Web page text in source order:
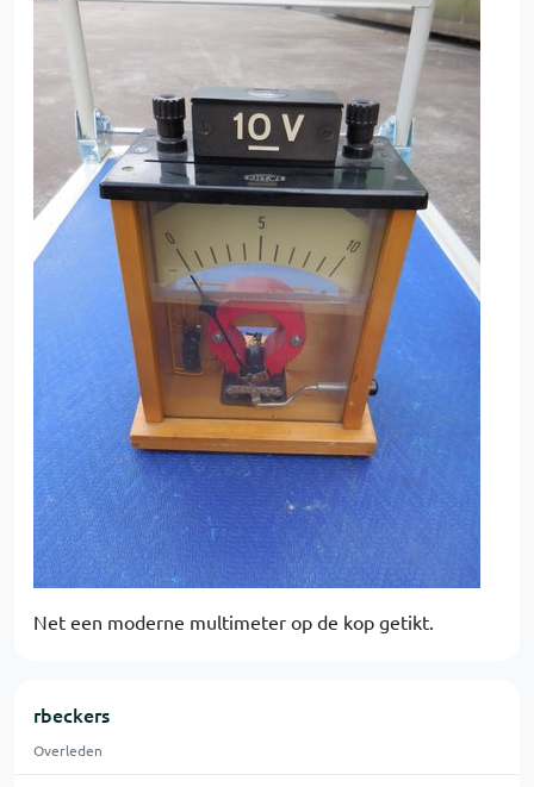
Net een moderne multimeter op de kop getikt.
rbeckers
Overleden